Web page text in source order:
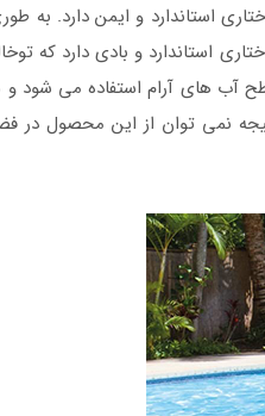
استاندارد و ایمن دارد. به
و بادی دارد که
آب های آرام استفاده می شود
نمی توان از این محصول در